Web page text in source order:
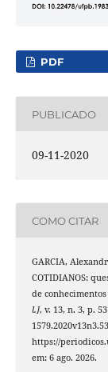
PDF
PUBLICADO
09-11-2020
COMO CITAR
GARCIA,
COTIDIANOS:
de
l.], v. 13, n. 3, p.
https://
em: 6 ago. 2026.